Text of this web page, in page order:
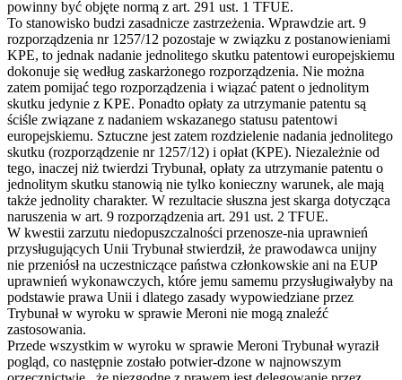
powinny być objęte normą z art. 291 ust. 1 TFUE.
To stanowisko budzi zasadnicze zastrzeżenia. Wprawdzie art. 9
rozporządzenia nr 1257/12 pozostaje w związku z postanowieniami
KPE, to jednak nadanie jednolitego skutku patentowi europejskiemu
dokonuje się według zaskarżonego rozporządzenia. Nie można
zatem pomijać tego rozporządzenia i wiązać patent o jednolitym
skutku jedynie z KPE. Ponadto opłaty za utrzymanie patentu są
ściśle związane z nadaniem wskazanego statusu patentowi
europejskiemu. Sztuczne jest zatem rozdzielenie nadania jednolitego
skutku (rozporządzenie nr 1257/12) i opłat (KPE). Niezależnie od
tego, inaczej niż twierdzi Trybunał, opłaty za utrzymanie patentu o
jednolitym skutku stanowią nie tylko konieczny warunek, ale mają
także jednolity charakter. W rezultacie słuszna jest skarga dotycząca
naruszenia w art. 9 rozporządzenia art. 291 ust. 2 TFUE.
W kwestii zarzutu niedopuszczalności przenosze-nia uprawnień
przysługujących Unii Trybunał stwierdził, że prawodawca unijny
nie przeniósł na uczestniczące państwa członkowskie ani na EUP
uprawnień wykonawczych, które jemu samemu przysługiwałyby na
podstawie prawa Unii i dlatego zasady wypowiedziane przez
Trybunał w wyroku w sprawie Meroni nie mogą znaleźć
zastosowania.
Przede wszystkim w wyroku w sprawie Meroni Trybunał wyraził
pogląd, co następnie zostało potwier-dzone w najnowszym